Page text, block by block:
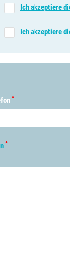
Ich akzeptiere
Ich akzeptiere
*
*